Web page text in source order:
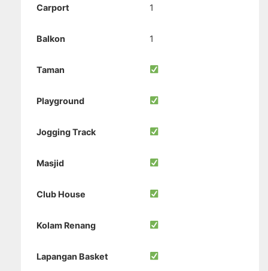
Carport 1
Balkon 1
Taman
Playground
Jogging Track
Masjid
Club House
Kolam Renang
Lapangan Basket